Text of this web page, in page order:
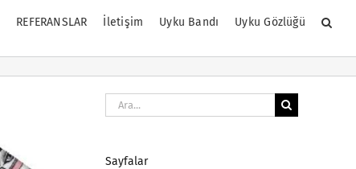
REFERANSLAR İletişim Uyku Bandı Uyku Gözlüğü
Ara:
Sayfalar